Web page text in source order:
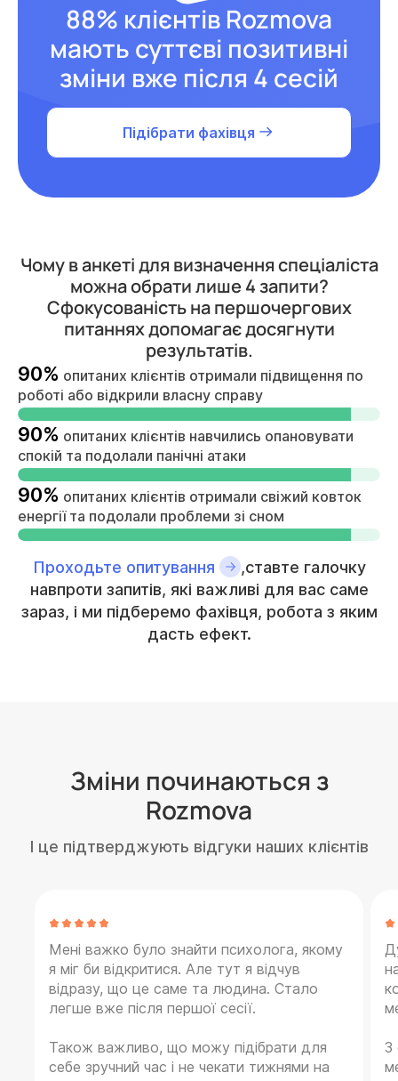
88% клієнтів Rozmova
мають суттєві позитивні
зміни вже після 4 сесій
Підібрати фахівця
Чому в анкеті для визначення спеціаліста
можна обрати лише 4 запити?
Сфокусованість на першочергових
питаннях допомагає досягнути
результатів.
90% опитаних клієнтів отримали підвищення по
роботі або відкрили власну справу
90% опитаних клієнтів навчились опановувати
спокій та подолали панічні атаки
90% опитаних клієнтів отримали свіжий ковток
енергії та подолали проблеми зі сном
Проходьте опитування
,ставте галочку
навпроти запитів, які важливі для вас саме
зараз, і ми підберемо фахівця, робота з яким
дасть ефект.
Зміни починаються з
Rozmova
І це підтверджують відгуки наших клієнтів
Мені важко було знайти психолога, якому
я міг би відкритися. Але тут я відчув
відразу, що це саме та людина. Стало
легше вже після першої сесії.
Також важливо, що можу підібрати для
себе зручний час і не чекати тижнями на
З